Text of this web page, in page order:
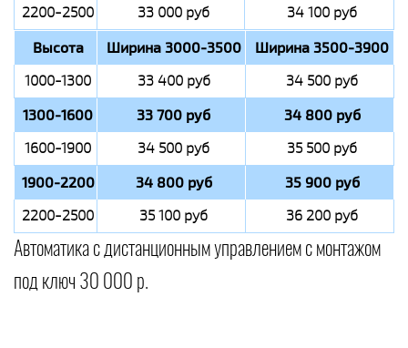
2200-2500 33 000 руб 34 100 руб
Высота Ширина 3000-3500 Ширина 3500-3900
1000-1300 33 400 руб 34 500 руб
1300-1600 33 700 руб 34 800 руб
1600-1900 34 500 руб 35 500 руб
1900-2200 34 800 руб 35 900 руб
2200-2500 35 100 руб 36 200 руб
Автоматика с дистанционным управлением с монтажом
под ключ 30 000 р.